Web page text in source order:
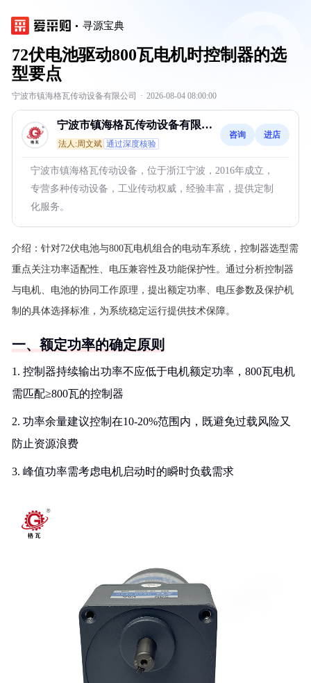
寻源宝典
72伏电池驱动800瓦电机时控制器的选
型要点
宁波市镇海格瓦传动设备有限公司 · 2026-08-04 08:00:00
宁波市镇海格瓦传动设备有限公
司
法人:周文斌 通过深度核验
咨询 进店
宁波市镇海格瓦传动设备，位于浙江宁波，2016年成立，
专营多种传动设备，工业传动权威，经验丰富，提供定制
化服务。
介绍： 针对72伏电池与800瓦电机组合的电动车系统，控制器选型需
重点关注功率适配性、电压兼容性及功能保护性。通过分析控制器
与电机、电池的协同工作原理，提出额定功率、电压参数及保护机
制的具体选择标准，为系统稳定运行提供技术保障。
一、额定功率的确定原则
1. 控制器持续输出功率不应低于电机额定功率，800瓦电机
需匹配≥800瓦的控制器
2. 功率余量建议控制在10-20%范围内，既避免过载风险又
防止资源浪费
3. 峰值功率需考虑电机启动时的瞬时负载需求